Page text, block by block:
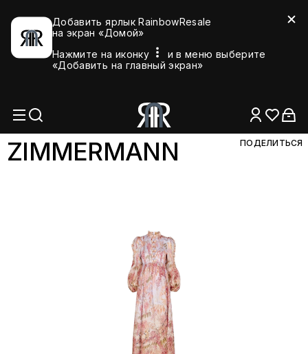
Добавить ярлык RainbowResale
на экран «Домой»
Нажмите на иконку
и в меню выберите
«Добавить на главный экран»
ZIMMERMANN ПОДЕЛИТЬСЯ